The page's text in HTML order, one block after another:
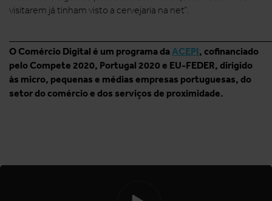
visitarem já tinham visto a cervejaria na net”.
O Comércio Digital é um programa daACEPI, cofinanciado
pelo Compete 2020, Portugal 2020 e EU-FEDER, dirigido
às micro, pequenas e médias empresas portuguesas, do
setor do comércio e dos serviços de proximidade.